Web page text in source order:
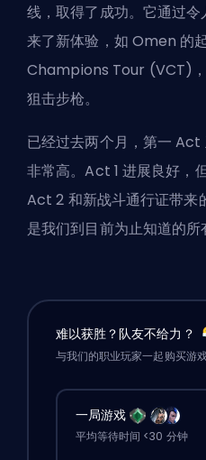
线，取得了成功。它通过
来了新体验，如 Omen 的
Champions Tour (VCT)
狙击步枪。
已经过去两个月，第一
非常高。Act 1 进展良好，
Act 2 和新战斗通行证带来
是我们到目前为止知道的所
难以获胜？队友不给力？
与我们的职业玩家一起购买游戏
一局游戏
平均等待时间 <30 分钟